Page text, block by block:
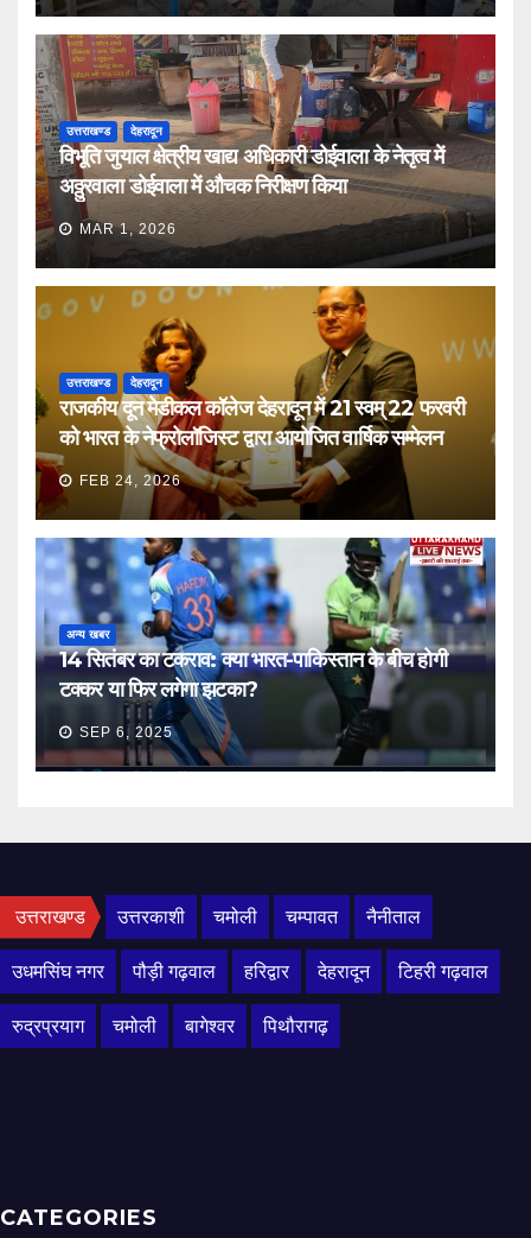
उत्तराखण्ड देहरादून
विभूति जुयाल क्षेत्रीय खाद्य अधिकारी डोईवाला के नेतृत्व में
अठ्ठुरवाला डोईवाला में औचक निरीक्षण किया
MAR 1, 2026
उत्तराखण्ड देहरादून
राजकीय दून मेडीकल कॉलेज देहरादून में 21 स्वम् 22 फरवरी
को भारत के नेफ्रोलॉजिस्ट द्वारा आयोजित वार्षिक सम्मेलन
FEB 24, 2026
अन्य खबर
14 सितंबर का टकराव: क्या भारत-पाकिस्तान के बीच होगी
टक्कर या फिर लगेगा झटका?
SEP 6, 2025
उत्तराखण्ड उत्तरकाशी चमोली चम्पावत नैनीताल
उधमसिंघ नगर पौड़ी गढ़वाल हरिद्वार देहरादून टिहरी गढ़वाल
रुद्रप्रयाग चमोली बागेश्वर पिथौरागढ़
CATEGORIES